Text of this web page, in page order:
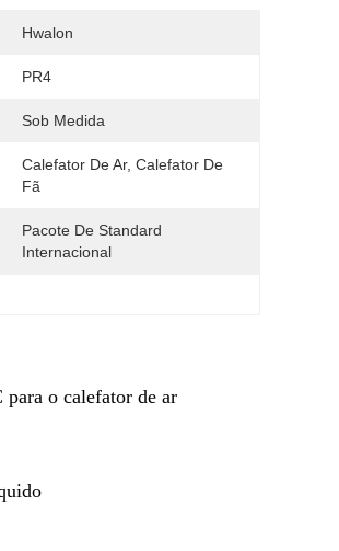
Hwalon
PR4
Sob Medida
Calefator De Ar, Calefator De
Fã
Pacote De Standard
Internacional
o calefator de ar